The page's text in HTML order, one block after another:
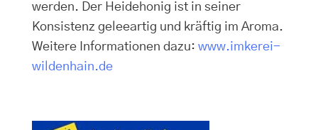
werden. Der Heidehonig ist in seiner
Konsistenz geleeartig und kräftig im Aroma.
Weitere Informationen dazu: www.imkerei-
wildenhain.de